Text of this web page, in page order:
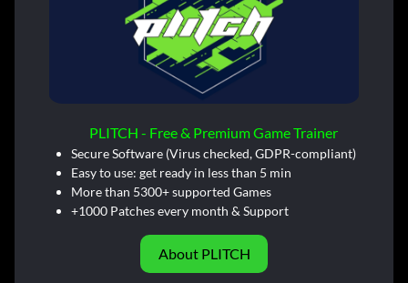
PLITCH - Free & Premium Game Trainer
Secure Software (Virus checked, GDPR-compliant)
Easy to use: get ready in less than 5 min
More than 5300+ supported Games
+1000 Patches every month & Support
About PLITCH